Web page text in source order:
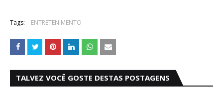
Tags: ENTRETENIMENTO
TALVEZ VOCÊ GOSTE DESTAS POSTAGENS